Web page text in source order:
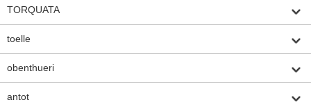
TORQUATA
toelle
obenthueri
antot